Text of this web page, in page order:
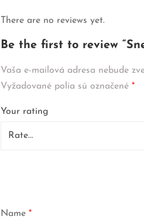
There are no reviews yet.
Be the first to review
Vaša e-mailová adresa nebude
Vyžadované polia sú označené *
Your rating
Name *